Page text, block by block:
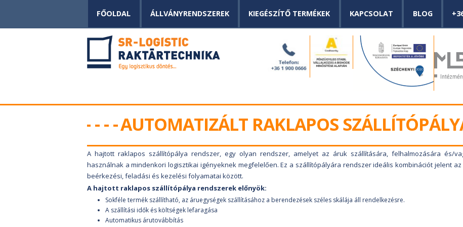
FŐOLDAL ÁLLVÁNYRENDSZEREK KIEGÉSZÍTŐ TERMÉKEK KAPCSOLAT BLOG
AUTOMATIZÁLT RAKLAPOS
A hajtott raklapos szállítópálya rendszer, egy olyan rendszer, amelyet az áruk szállítására, felhalmozására és/
használnak a mindenkori logisztikai igényeknek megfelelően. Ez a szállítópályára rendszer ideális kombinációt jelent
beérkezési, feladási és kezelési folyamatai között.
A hajtott raklapos szállítópálya rendszerek előnyök:
Sokféle termék szállítható, az áruegységek szállításához a berendezések széles skálája áll rendelkezésre.
A szállítási idők és költségek lefaragása
Automatikus árutovábbítás